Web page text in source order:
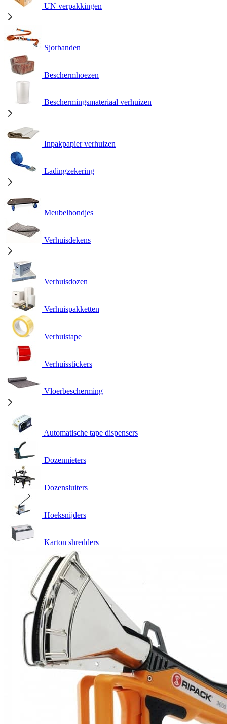
UN verpakkingen
Sjorbanden
Beschermhoezen
Beschermingsmateriaal verhuizen
Inpakpapier verhuizen
Ladingzekering
Meubelhondjes
Verhuisdekens
Verhuisdozen
Verhuispakketten
Verhuistape
Verhuisstickers
Vloerbescherming
Automatische tape dispensers
Dozennieters
Dozensluiters
Hoeksnijders
Karton shredders